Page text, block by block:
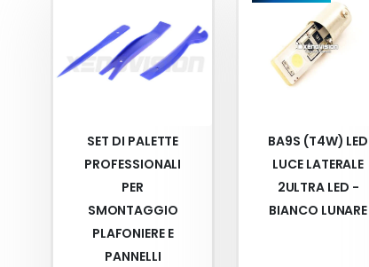
SET DI PALETTE
PROFESSIONALI
PER
SMONTAGGIO
PLAFONIERE E
PANNELLI
BA9S (T4W) LED
LUCE LATERALE
2ULTRA LED -
BIANCO LUNARE